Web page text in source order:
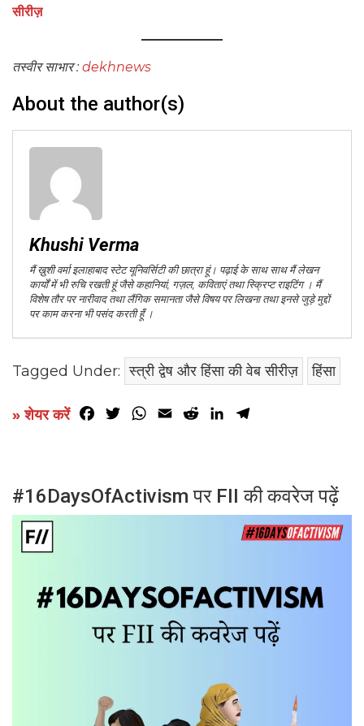
सीरीज़
तस्वीर साभार : dekhnews
About the author(s)
Khushi Verma
मैं ख़ुशी वर्मा इलाहाबाद स्टेट यूनिवर्सिटी की छात्रा हूं। पढ़ाई के साथ साथ मैं लेखन
कार्यों में भी रुचि रखती हूं जैसे कहानियां, गज़ल, कविताएं तथा स्क्रिप्ट राइटिंग । मैं
विशेष तौर पर नारीवाद तथा लैंगिक समानता जैसे विषय पर लिखना तथा इनसे जुड़े मुद्दों
पर काम करना भी पसंद करती हूँ ।
Tagged Under: स्त्री द्वेष और हिंसा की वेब सीरीज़ हिंसा
» शेयर करें Facebook
TwitterWhatsApp
Email RedditLinkedIn
#16DaysOfActivism पर FII की कवरेज पढ़ें